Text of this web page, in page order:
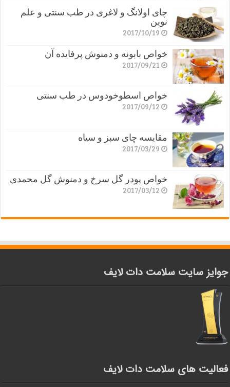
چای اولانگ و لاغری در طب سنتی و علم
نوین
2017/10/19
خواص بابونه و دمنوش پرفایده آن
2017/09/21
خواص اسطوخودوس در طب سنتی
2017/09/12
مقایسه چای سبز و سیاه
2017/03/29
خواص پودر گل سرخ و دمنوش گل محمدی
2017/03/12
جوایز سایت سلامت دات لایف
فعالیت های سلامت دات لایف